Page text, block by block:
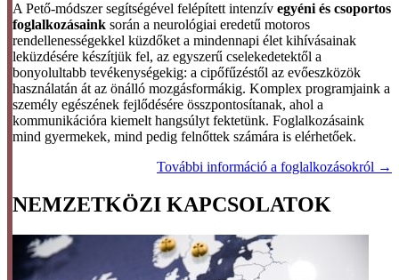
A Pető-módszer segítségével felépített intenzív egyéni és csoportos
foglalkozásaink során a neurológiai eredetű motoros
rendellenességekkel küzdőket a mindennapi élet kihívásainak
leküzdésére készítjük fel, az egyszerű cselekedetektől a
bonyolultabb tevékenységekig: a cipőfűzéstől az evőeszközök
használatán át az önálló mozgásformákig. Komplex programjaink a
személy egészének fejlődésére összpontosítanak, ahol a
kommunikációra kiemelt hangsúlyt fektetünk. Foglalkozásaink
mind gyermekek, mind pedig felnőttek számára is elérhetőek.
További információ a foglalkozásokról →
NEMZETKÖZI KAPCSOLATOK